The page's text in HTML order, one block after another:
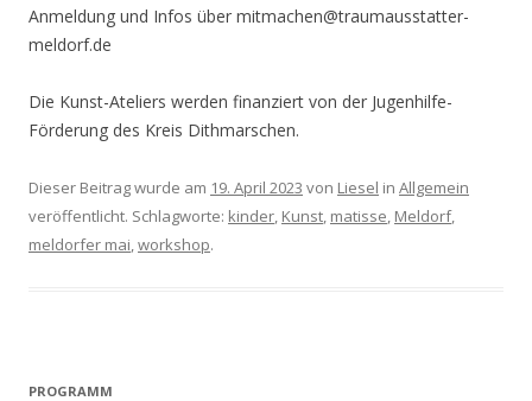
Anmeldung und Infos über mitmachen@traumausstatter-
meldorf.de
Die Kunst-Ateliers werden finanziert von der Jugenhilfe-
Förderung des Kreis Dithmarschen.
Dieser Beitrag wurde am 19. April 2023 von Liesel in Allgemein
veröffentlicht. Schlagworte: kinder Kunst matisse Meldorf,
meldorfer mai workshop.
PROGRAMM